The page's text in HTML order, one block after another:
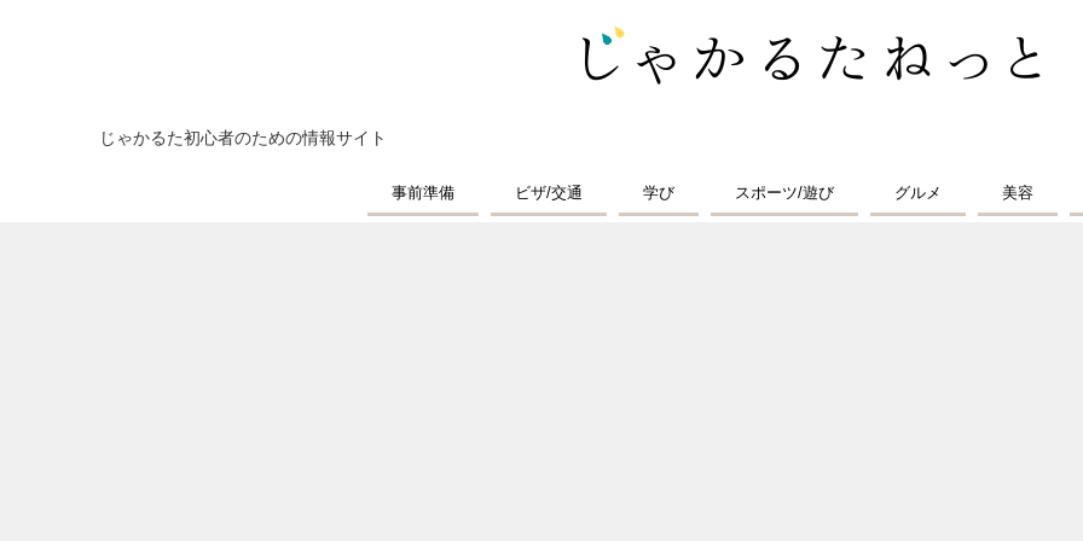
じゃかるた初心者のための情報サイト
事前準備 ビザ/交通 学び スポーツ/遊び グルメ 美容